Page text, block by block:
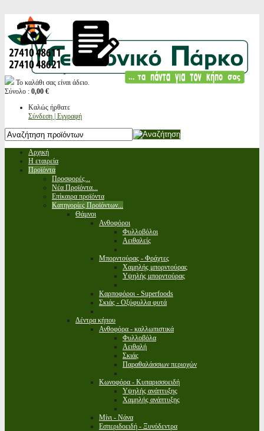
Το καλάθι σας είναι άδειο.
Σύνολο : 0,00 €
Καλώς ήρθατε
Σύνδεση | Εγγραφή
Αρχική
Η εταιρεία
Προϊόντα
Προσφορές...
Νέα Προϊόντα...
Επίκαιρα προϊόντα
Κατηγορίες Προϊόντων...
Θάμνοι
Ανθοφόροι
Φυλλοβόλοι
Αειθαλείς
Μπορντούρας - Φράχτες
Χαμηλής μπορντούρας
Υψηλής μπορντούρας
Καρποφόροι - Superfoods
Σκιάς - Οξύφυλλα φυτά
Δέντρα κήπου
Ανθοφόρα - καλλωπιστικά
Φυλλοβόλα
Αειθαλή
Σκιάς
Παραθαλάσσιων περιοχών
Κωνοφόρα - Κυπαρισσοειδή
Υψηλής ανάπτυξης
Χαμηλής ανάπτυξης
Μίνι - Νάνα
Εσπεριδοειδή - Ξυνόδεντρα